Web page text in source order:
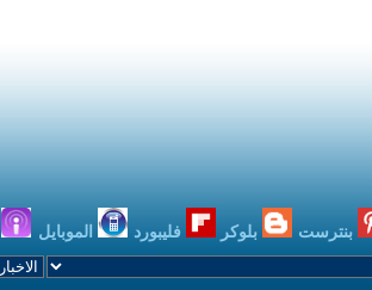
بنترست بلوكر فليبورد الموبايل